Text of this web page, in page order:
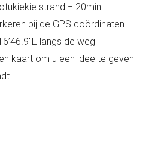
strand = 20min
bij de GPS coördinaten
langs de weg
kaart om u een idee te geven